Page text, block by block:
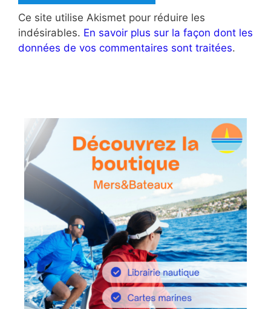
Ce site utilise Akismet pour réduire les
indésirables. En savoir plus sur la façon dont les
données de vos commentaires sont traitées.